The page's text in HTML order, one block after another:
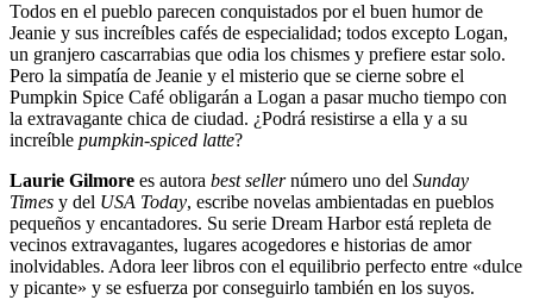
Todos en el pueblo parecen conquistados por el buen humor de
Jeanie y sus increíbles cafés de especialidad; todos excepto Logan,
un granjero cascarrabias que odia los chismes y prefiere estar solo.
Pero la simpatía de Jeanie y el misterio que se cierne sobre el
Pumpkin Spice Café obligarán a Logan a pasar mucho tiempo con
la extravagante chica de ciudad. ¿Podrá resistirse a ella y a su
increíble pumpkin-spiced latte?
Laurie Gilmore es autora best sellernúmero uno del Sunday
Times y del USA Today, escribe novelas ambientadas en pueblos
pequeños y encantadores. Su serie Dream Harbor está repleta de
vecinos extravagantes, lugares acogedores e historias de amor
inolvidables. Adora leer libros con el equilibrio perfecto entre «dulce
y picante» y se esfuerza por conseguirlo también en los suyos.